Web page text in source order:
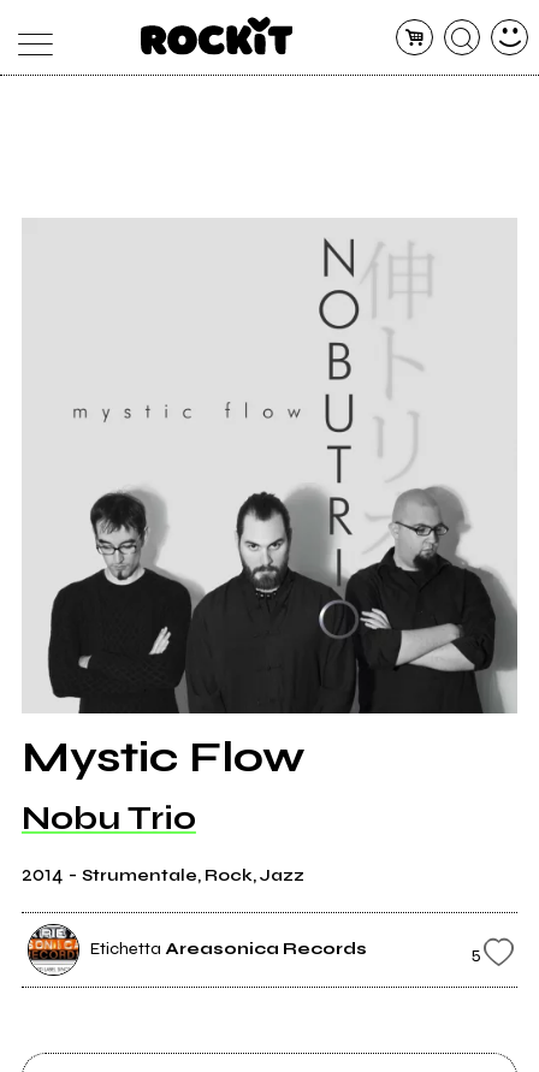
ARTISTI
CONCERTI
Mystic Flow
Nobu Trio
2014 - Strumentale, Rock, Jazz
Etichetta Areasonica Records 5